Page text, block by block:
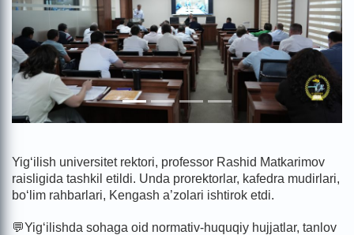
Yig‘ilish universitet rektori, professor Rashid Matkarimov
raisligida tashkil etildi. Unda prorektorlar, kafedra mudirlari,
bo‘lim rahbarlari, Kengash a’zolari ishtirok etdi.
💬Yig‘ilishda sohaga oid normativ-huquqiy hujjatlar, tanlov